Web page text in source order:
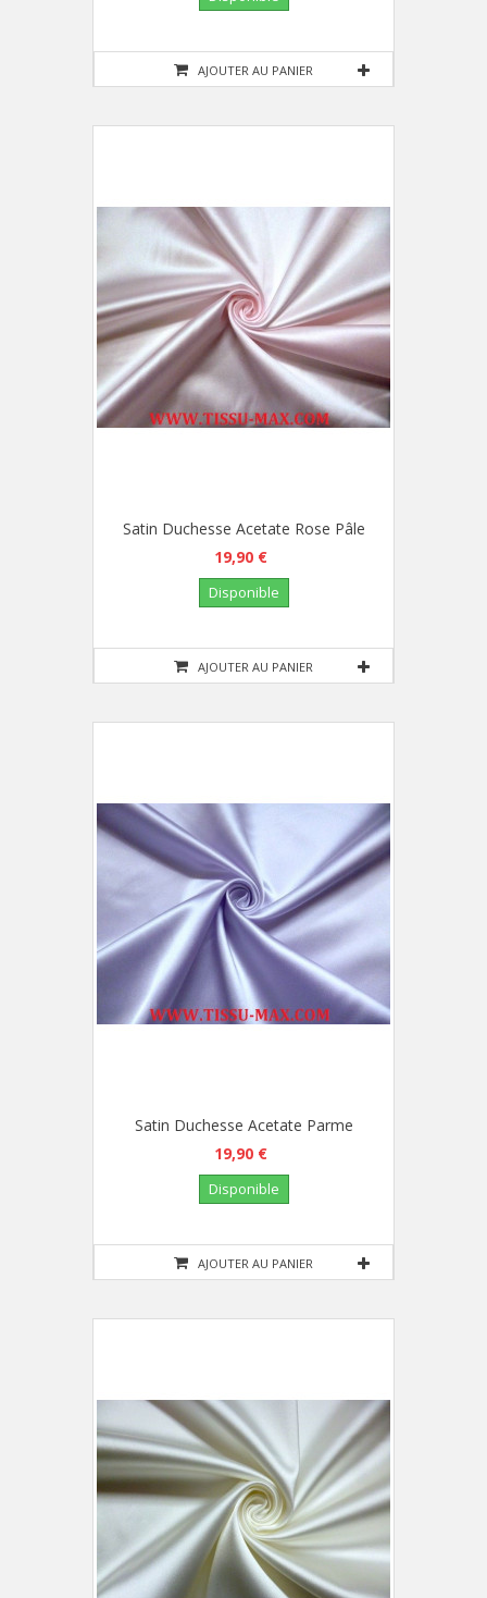
AJOUTER AU PANIER
AJOUTER AU PANIER
Satin Duchesse Acetate Rose Pâle
19,90 €
Disponible
AJOUTER AU PANIER
Satin Duchesse Acetate Parme
19,90 €
Disponible